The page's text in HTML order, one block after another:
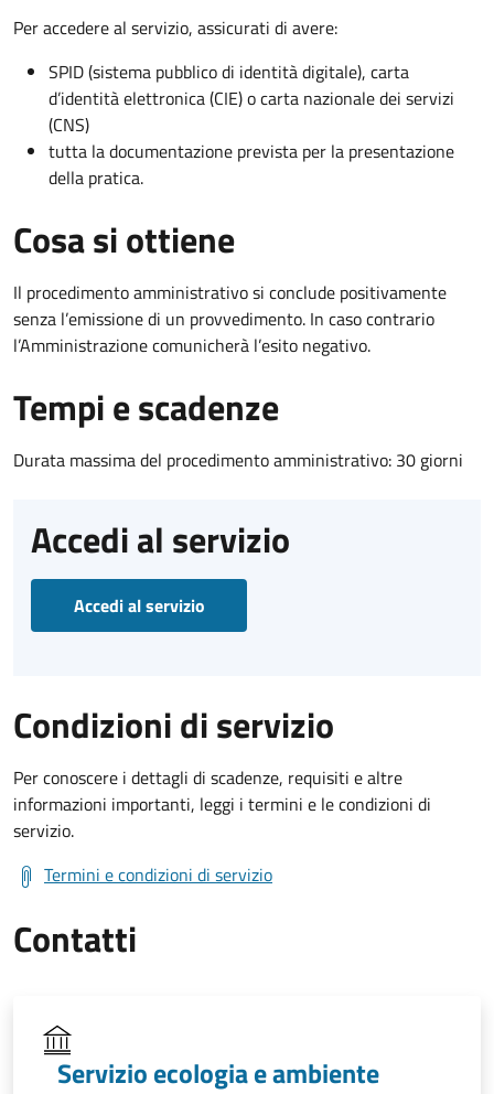
Per accedere al servizio, assicurati di avere:
SPID (sistema pubblico di identità digitale), carta
d’identità elettronica (CIE) o carta nazionale dei servizi
(CNS)
tutta la documentazione prevista per la presentazione
della pratica.
Cosa si ottiene
Il procedimento amministrativo si conclude positivamente
senza l’emissione di un provvedimento. In caso contrario
l’Amministrazione comunicherà l’esito negativo.
Tempi e scadenze
Durata massima del procedimento amministrativo: 30 giorni
Accedi al servizio
Accedi al servizio
Condizioni di servizio
Per conoscere i dettagli di scadenze, requisiti e altre
informazioni importanti, leggi i termini e le condizioni di
servizio.
Termini e condizioni di servizio
Contatti
Servizio ecologia e ambiente